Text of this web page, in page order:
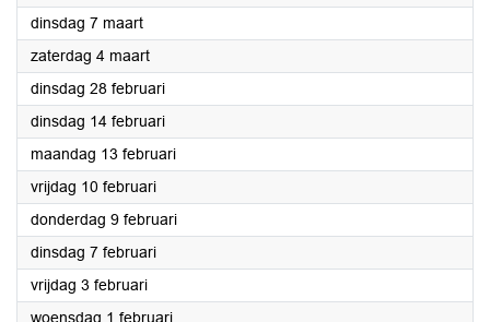
dinsdag 7 maart2023
zaterdag 4 maart2023
dinsdag 28 februari2023
dinsdag 14 februari2023
maandag 13 februari2023
vrijdag 10 februari2023
donderdag 9 februari2023
dinsdag 7 februari2023
vrijdag 3 februari2023
woensdag 1 februari2023